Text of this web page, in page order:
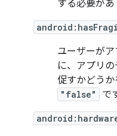
する必要があ
ユーザーが
に、アプリ
促すかどう
"false" で